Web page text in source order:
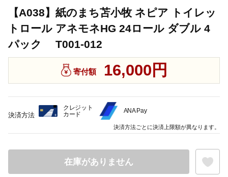
【A038】紙のまち苫小牧 ネピア トイレッ
トロール アネモネHG 24ロール ダブル 4
パック T001-012
寄付額 16,000円
在庫がありません
決済方法
クレジット
カード
ANA Pay
決済方法ごとに決済上限額が異なります。